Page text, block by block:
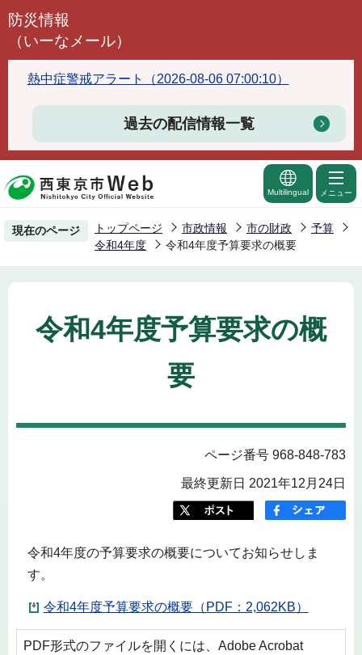
こ
頭
で
防災情報
（いーなメール）
熱中症警戒アラート（2026-08-06 07:00:10）
過去の配信情報一覧
Multilingual メニュー
現在のページ トップページ 市政情報 市の財政
予算
令和4年度
令和4年度予算要求の概要
令和4年度予算要求の概
要
ページ番号 968-848-783
最終更新日 2021年12月24日
令和4年度の予算要求の概要についてお知らせしま
す。
令和4年度予算要求の概要（PDF：2,062KB）
PDF形式のファイルを開くには、Adobe Acrobat